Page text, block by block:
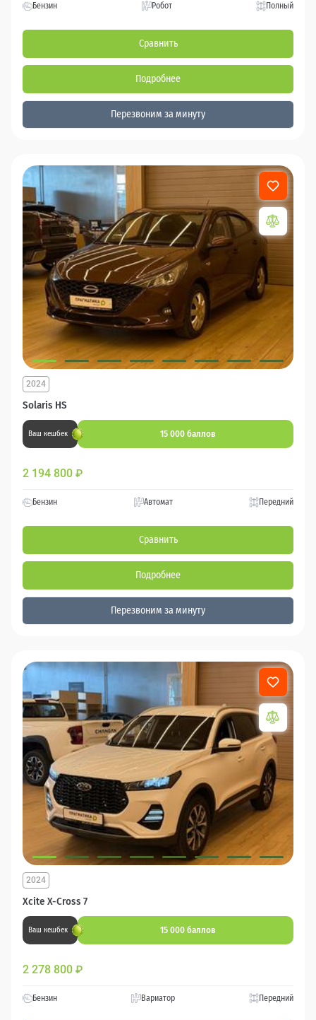
Бензин Робот Полный
Сравнить
Подробнее
Перезвоним за минуту
Solaris HS
2024
Ваш кешбек 15 000 баллов
2 194 800 ₽
Бензин Автомат Передний
Сравнить
Подробнее
Перезвоним за минуту
Xcite X-Cross 7
2024
Ваш кешбек 15 000 баллов
2 278 800 ₽
Бензин Вариатор Передний